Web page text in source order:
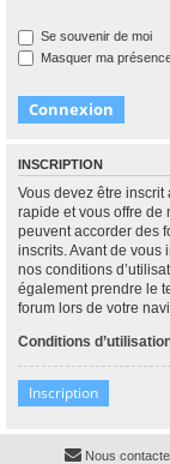
Se souvenir de moi
Masquer ma
INSCRIPTION
Vous devez être inscrit
rapide et vous offre de
peuvent accorder des
inscrits. Avant de vous
nos conditions
également prendre le
forum lors de votre
Conditions
Inscription
Nous